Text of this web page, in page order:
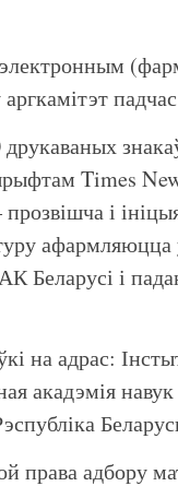
Times
і
Беларусі і
на адрас:
акадэмія навук
права адбору